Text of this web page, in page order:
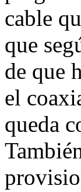
cable
que
de que
el
queda